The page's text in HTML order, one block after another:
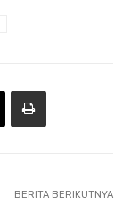
BERITA BERIKUTNYA